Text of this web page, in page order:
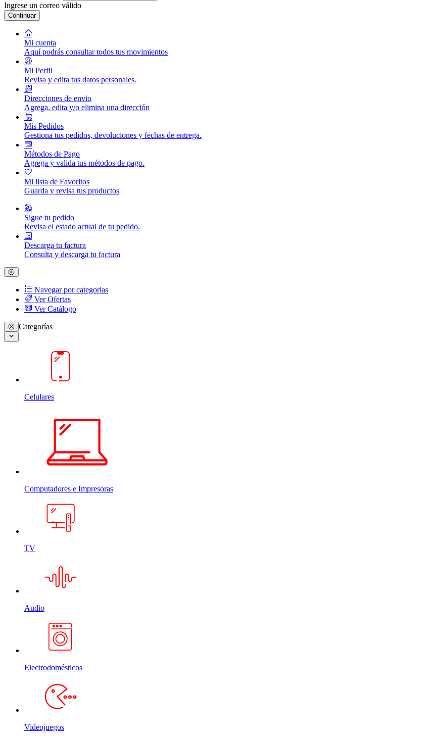
Ingrese un correo válido
Continuar
Mi cuenta
Aquí podrás consultar todos tus movimientos
Mi Perfil
Revisa y edita tus datos personales.
Direcciones de envio
Agrega, edita y/o elimina una dirección
Mis Pedidos
Gestiona tus pedidos, devoluciones y fechas de entrega.
Métodos de Pago
Agrega y valida tus métodos de pago.
Mi lista de Favoritos
Guarda y revisa tus productos
Sigue tu pedido
Revisa el estado actual de tu pedido.
Descarga tu factura
Consulta y descarga tu factura
Navegar por categorias
Ver Ofertas
Ver Catálogo
Categorías
Celulares
Computadores e Impresoras
TV
Audio
Electrodomésticos
Videojuegos